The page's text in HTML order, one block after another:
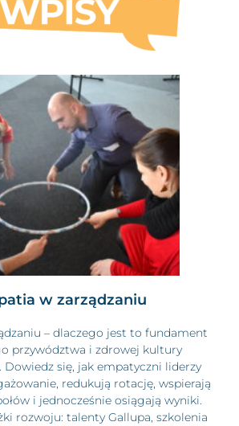
w zarządzaniu
– dlaczego jest to fundament
przywództwa i zdrowej kultury
Dowiedz się, jak empatyczni liderzy
redukują rotację, wspierają
i jednocześnie osiągają wyniki.
rozwoju: talenty Gallupa, szkolenia